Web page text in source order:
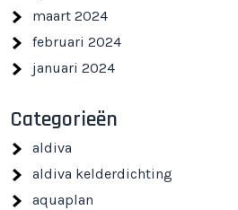
maart 2024
februari 2024
januari 2024
Categorieën
aldiva
aldiva kelderdichting
aquaplan